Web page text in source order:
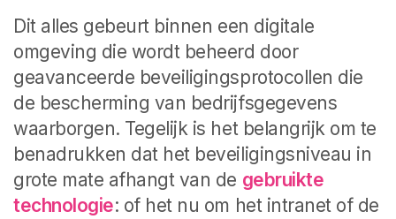
Dit alles gebeurt binnen een digitale
omgeving die wordt beheerd door
geavanceerde beveiligingsprotocollen die
de bescherming van bedrijfsgegevens
waarborgen. Tegelijk is het belangrijk om te
benadrukken dat het beveiligingsniveau in
grote mate afhangt van de gebruikte
technologie: of het nu om het intranet of de